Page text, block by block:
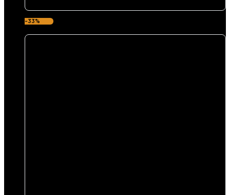
-33%